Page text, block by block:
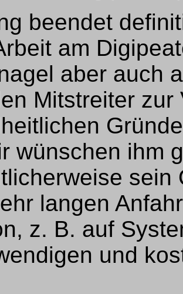
beendet
am
aber auch
Mitstreiter
wünschen ihm
sein
langen
z. B. auf
und